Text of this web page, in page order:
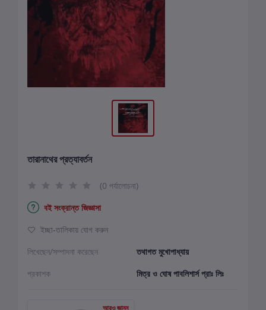
তারানাথের প্রত্যাবর্তন
(0 পর্যালোচনা)
বই সংক্রান্ত জিজ্ঞাসা
ইচ্ছা-তালিকায় যোগ করুন
লিখেছেন/সম্পাদনা করেছেন
তথাগত মুখোপাধ্যায়
প্রকাশক
মিত্র ও ঘোষ পাবলিশার্স প্রাঃ লিঃ
আরও জানুন